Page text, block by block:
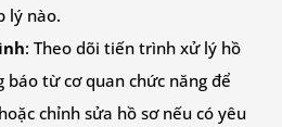
lý nào.
: Theo dõi tiến trình xử lý hồ
báo từ cơ quan chức năng để
chỉnh sửa hồ sơ nếu có yêu